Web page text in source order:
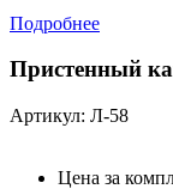
Подробнее
Пристенный
Артикул: Л-58
Цена за